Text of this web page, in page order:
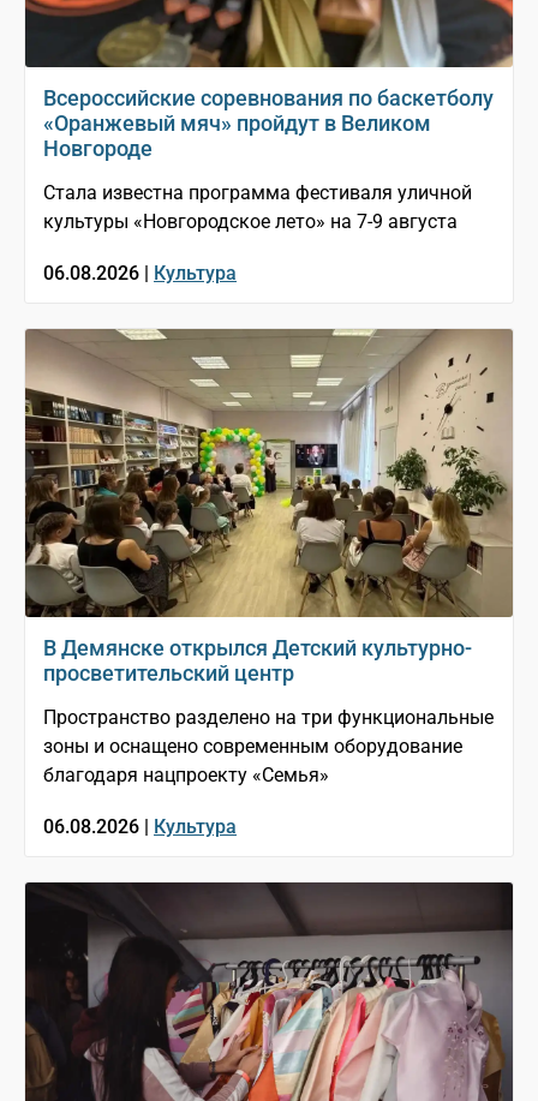
Всероссийские соревнования по баскетболу
«Оранжевый мяч» пройдут в Великом
Новгороде
Стала известна программа фестиваля уличной
культуры «Новгородское лето» на 7-9 августа
06.08.2026 | Культура
В Демянске открылся Детский культурно-
просветительский центр
Пространство разделено на три функциональные
зоны и оснащено современным оборудование
благодаря нацпроекту «Семья»
06.08.2026 | Культура